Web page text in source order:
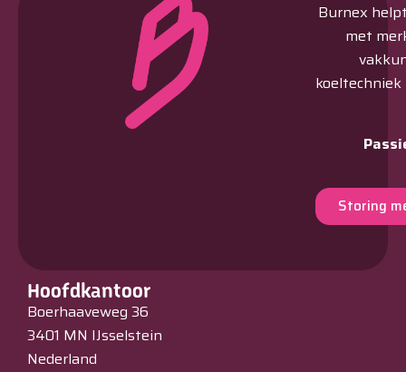
Burnex
met
Storing
Hoofdkantoor
Boerhaaveweg 36
3401 MN IJsselstein
Nederland